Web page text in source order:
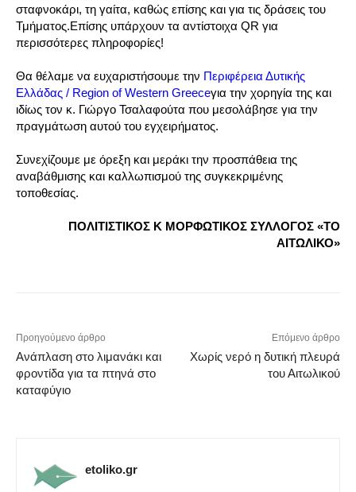
σταφνοκάρι, τη γαίτα, καθώς επίσης και για τις δράσεις του
Τμήματος.Επίσης υπάρχουν τα αντίστοιχα QR για
περισσότερες πληροφορίες!
Θα θέλαμε να ευχαριστήσουμε την Περιφέρεια Δυτικής
Ελλάδας / Region of Western Greeceγια την χορηγία της και
ιδίως τον κ. Γιώργο Τσαλαφούτα που μεσολάβησε για την
πραγμάτωση αυτού του εγχειρήματος.
Συνεχίζουμε με όρεξη και μεράκι την προσπάθεια της
αναβάθμισης και καλλωπισμού της συγκεκριμένης
τοποθεσίας.
ΠΟΛΙΤΙΣΤΙΚΟΣ Κ ΜΟΡΦΩΤΙΚΟΣ ΣΥΛΛΟΓΟΣ «ΤΟ
ΑΙΤΩΛΙΚΟ»
Προηγούμενο άρθρο
Ανάπλαση στο λιμανάκι και
φροντίδα για τα πτηνά στο
καταφύγιο
Επόμενο άρθρο
Χωρίς νερό η δυτική πλευρά
του Αιτωλικού
etoliko.gr